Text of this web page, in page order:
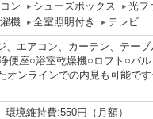
ン シューズボックス
光フ
機 全室照明付き テレビ
、エアコン、カーテン、テーブ
便座○浴室乾燥機○ロフト○バ
オンラインでの内見も可能で
境維持費:550円（月額）